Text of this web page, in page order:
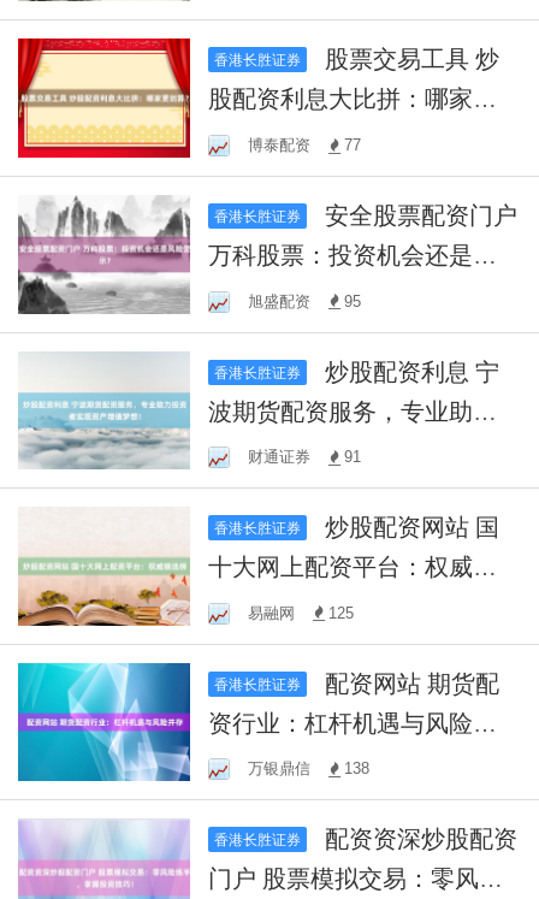
香港长胜证券
股配资利息大比拼：哪家更
划算？博泰配资 77
香港长胜证券
安全股票配资门户
万科股票：投资机会还是风
险警示？
旭盛配资 95
香港长胜证券
炒股配资利息 宁
波期货配资服务，专业助力
投资者实现资产增值梦想！
财通证券 91
香港长胜证券
炒股配资网站 国
十大网上配资平台：权威精
选榜易融网 125
香港长胜证券
资行业：杠杆机遇与风险并
存
万银鼎信 138
香港长胜证券
门户 股票模拟交易：零风险